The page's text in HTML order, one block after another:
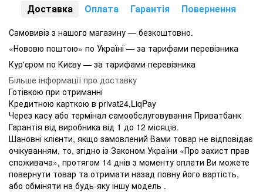
Доставка Оплата Гарантія Повернення
Самовивіз з нашого магазину — безкоштовно.
«Нововю поштою» по Україні — за тарифами перевізника
Кур'єром по Києву — за тарифами перевізника
Більше інформації про доставку
Готівкою при отриманні
Кредитною карткою в privat24,LiqPay
Через касу або термінал самообслуговування Приватбанк
Гарантія від виробника від 1 до 12 місяців.
Шановні клієнти, якщо замовлений Вами товар не відповідає
очікуванням, то, згідно із Законом України «Про захист прав
споживача», протягом 14 днів з моменту оплати Ви можете
повернути товар та отримати назад повну його вартість,
або обміняти на будь-яку іншу модель .